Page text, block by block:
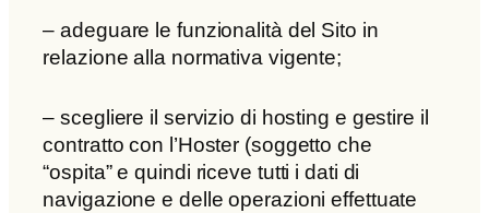
– adeguare le funzionalità del Sito in
relazione alla normativa vigente;
– scegliere il servizio di hosting e gestire il
contratto con l’Hoster (soggetto che
“ospita” e quindi riceve tutti i dati di
navigazione e delle operazioni effettuate